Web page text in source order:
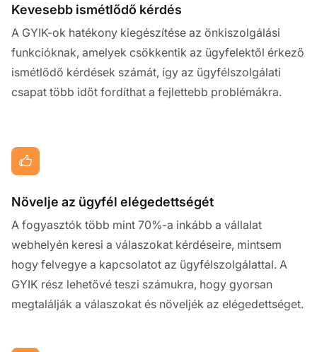
Kevesebb ismétlődő kérdés
A GYIK-ok hatékony kiegészítése az önkiszolgálási
funkcióknak, amelyek csökkentik az ügyfelektől érkező
ismétlődő kérdések számát, így az ügyfélszolgálati
csapat több időt fordíthat a fejlettebb problémákra.
Növelje az ügyfél elégedettségét
A fogyasztók több mint 70%-a inkább a vállalat
webhelyén keresi a válaszokat kérdéseire, mintsem
hogy felvegye a kapcsolatot az ügyfélszolgálattal. A
GYIK rész lehetővé teszi számukra, hogy gyorsan
megtalálják a válaszokat és növeljék az elégedettséget.